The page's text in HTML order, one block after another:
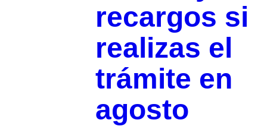
recargos si
realizas el
trámite en
agosto